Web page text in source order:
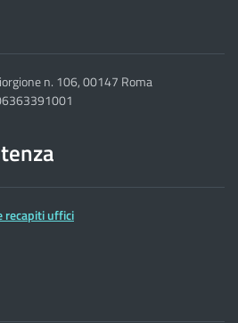
n. 106, 00147 Roma
recapiti uffici